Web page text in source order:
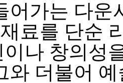
어가는 다운
료를 단순
이나 창의성
와 더불어